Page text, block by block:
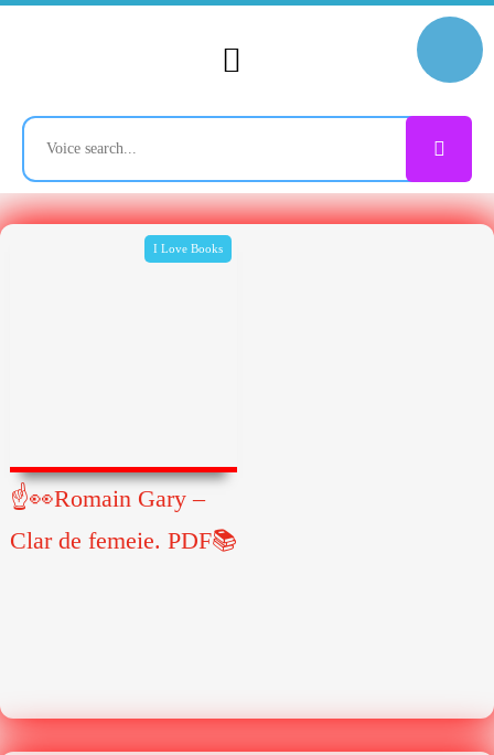
I Love Books
☝👀Romain Gary –
Clar de femeie. PDF📚